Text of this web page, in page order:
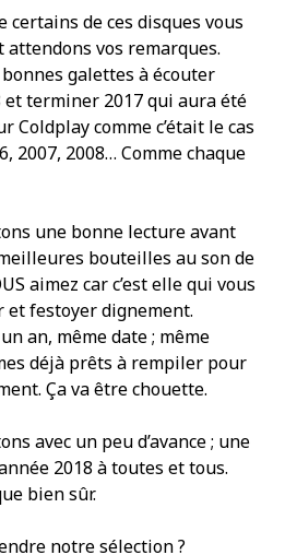
certains de ces disques vous
vos remarques.
galettes à écouter
terminer 2017 qui aura été
Coldplay comme c’était le cas
2007, 2008… Comme chaque
une bonne lecture avant
bouteilles au son de
aimez car c’est elle qui vous
et festoyer dignement.
an, même date ; même
déjà prêts à rempiler pour
Ça va être chouette.
avec un peu d’avance ; une
2018 à toutes et tous.
bien sûr.
notre sélection ?